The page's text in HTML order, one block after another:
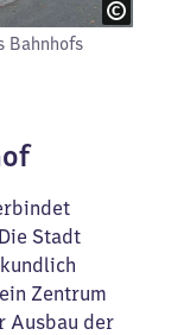
Bahnhofs
Stadt
Zentrum
Ausbau der